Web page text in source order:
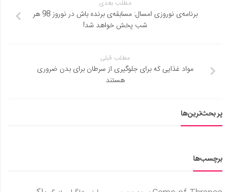
مطلب بعدی
برنامه‌ی نوروزی امسال: مسابقه‌ی برنده باش در نوروز 98 هر
شب پخش خواهد شد!
مطلب قبلی
مواد غذایی که برای جلوگیری از سرطان برای بدن ضروری
هستند
پر بحث‌ترین‌ها
برچسب‌ها